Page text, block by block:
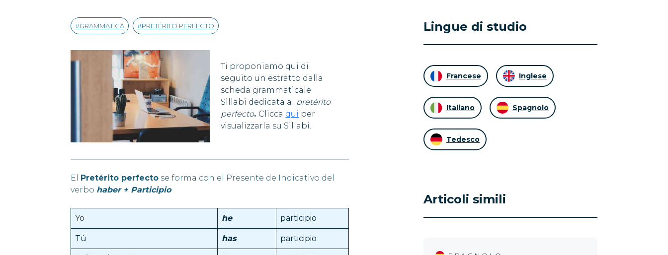
GRAMMATICA PRETÉRITO PERFECTO
Ti proponiamo qui di
seguito un estratto dalla
scheda grammaticale
Sillabi dedicata al pretérito
perfecto. Clicca qui per
visualizzarla su Sillabi.
El Pretérito perfecto se forma con el Presente de Indicativo del
verbo haber + Participio
Yo he participio
Tú has participio
Lingue di studio
Francese Inglese
Italiano Spagnolo
Tedesco
Articoli simili